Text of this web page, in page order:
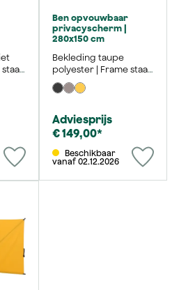
Ben opvouwbaar
privacyscherm |
280x150 cm
Bekleding taupe
polyester | Frame staal
mat antraciet
Adviesprijs
€ 149,00*
vanaf 02.12.2026